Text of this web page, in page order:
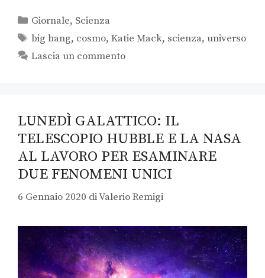
Giornale, Scienza
big bang, cosmo,Katie Mack, scienza, universo
Lascia un commento
LUNEDÌ GALATTICO: IL
TELESCOPIO HUBBLE E LA NASA
AL LAVORO PER ESAMINARE
DUE FENOMENI UNICI
6 Gennaio 2020 diValerio Remigi